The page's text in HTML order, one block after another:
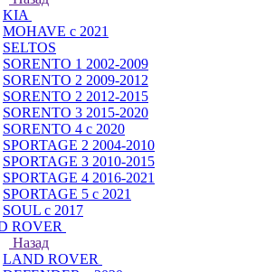
KIA
MOHAVE с 2021
SELTOS
SORENTO 1 2002-2009
SORENTO 2 2009-2012
SORENTO 2 2012-2015
SORENTO 3 2015-2020
SORENTO 4 с 2020
SPORTAGE 2 2004-2010
SPORTAGE 3 2010-2015
SPORTAGE 4 2016-2021
SPORTAGE 5 с 2021
SOUL с 2017
ROVER
Назад
LAND ROVER